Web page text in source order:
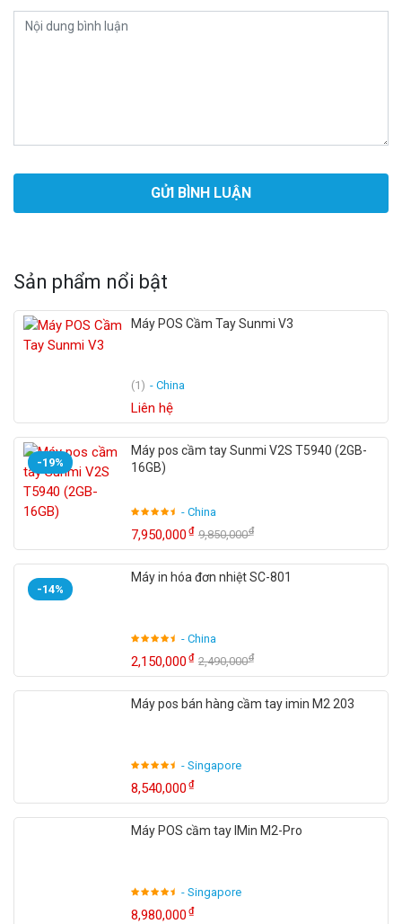
Sản phẩm nổi bật
Máy POS Cầm Tay Sunmi V3
(1) - China
Liên hệ
-19%
Máy pos cầm tay Sunmi V2S T5940 (2GB-
16GB)
- China
7,950,000₫ 9,850,000₫
-14%
Máy in hóa đơn nhiệt SC-801
- China
2,150,000₫ 2,490,000₫
Máy pos bán hàng cầm tay imin M2 203
- Singapore
8,540,000₫
Máy POS cầm tay IMin M2-Pro
- Singapore
8,980,000₫